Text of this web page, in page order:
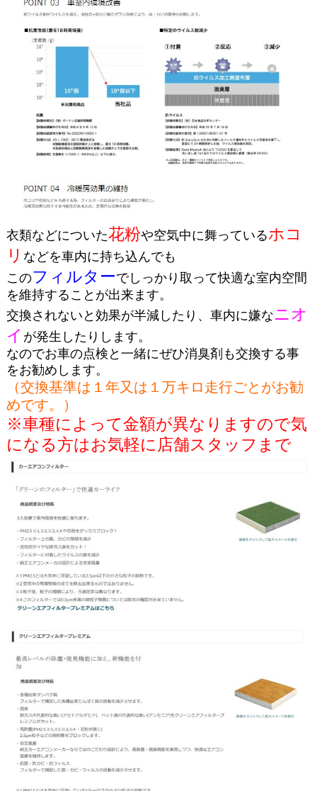
衣類などについた花粉や空気中に舞っているホコ
リ などを車内に持ち込んでも
このフィルターでしっかり取って快適な室内空間
を維持することが出来ます。
交換されないと効果が半減したり、車内に嫌なニオ
イ が発生したりします。
なのでお車の点検と一緒にぜひ消臭剤も交換する事
をお勧めします。
（交換基準は１年又は１万キロ走行ごとがお勧
めです。）
※車種によって金額が異なりますので気
になる方はお気軽に店舗スタッフまで